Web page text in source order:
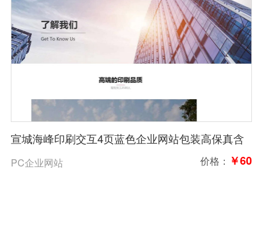
宣城海峰印刷交互4页蓝色企业网站包装高保真含
PC企业网站 价格： ￥60